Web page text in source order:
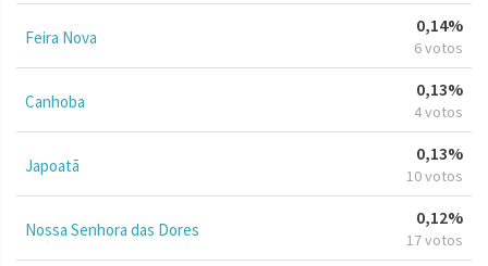
Feira Nova
0,14%
6 votos
Canhoba
0,13%
4 votos
Japoatã
0,13%
10 votos
Nossa Senhora das Dores
0,12%
17 votos